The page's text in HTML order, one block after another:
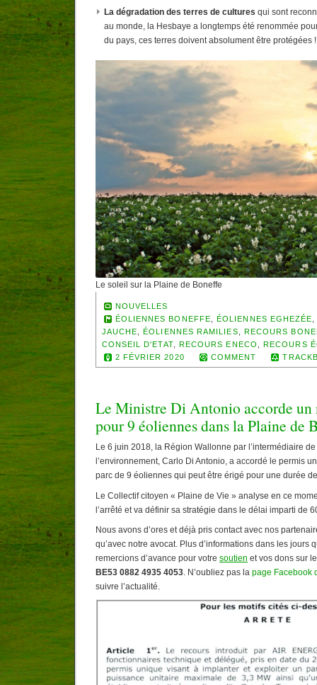
La dégradation des terres de cultures qui sont
au monde, la Hesbaye a longtemps été renommée
du pays, ces terres doivent absolument être protégées !
Le soleil sur la Plaine de Boneffe
NOUVELLES
ÉOLIENNES BONEFFE ,ÉOLIENNES EGHEZÉE
JAUCHE ,ÉOLIENNES RAMILIES
RECOURS
CONSEIL D'ETAT, RECOURS ENECO ,RECOURS
2 FÉVRIER 2020
COMMENT
Le Ministre Di Antonio accorde un
pour 9 éoliennes dans la Plaine de
Le 6 juin 2018, la Région Wallonne par l’intermédiaire
l’environnement, Carlo Di Antonio, a accordé le permis
parc de 9 éoliennes qui peut être érigé pour une durée
Le Collectif citoyen « Plaine de Vie » analyse en ce
l’arrêté et va définir sa stratégie dans le délai imparti de
Nous avons d’ores et déjà pris contact avec nos
qu’avec notre avocat. Plus d’informations dans les jours
remercions d’avance pour votre soutien et vos dons sur
BE53 0882 4935 4053. N’oubliez pas la page Facebook
suivre l’actualité.